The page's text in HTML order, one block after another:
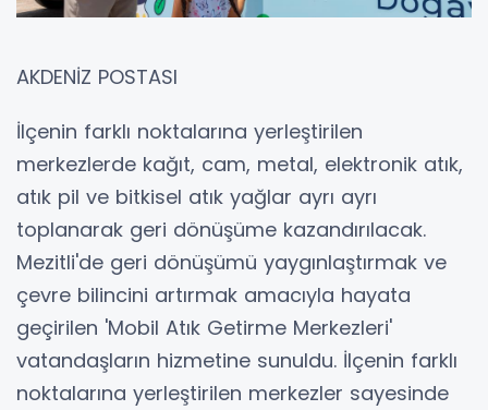
AKDENİZ POSTASI
İlçenin farklı noktalarına yerleştirilen
merkezlerde kağıt, cam, metal, elektronik atık,
atık pil ve bitkisel atık yağlar ayrı ayrı
toplanarak geri dönüşüme kazandırılacak.
Mezitli'de geri dönüşümü yaygınlaştırmak ve
çevre bilincini artırmak amacıyla hayata
geçirilen 'Mobil Atık Getirme Merkezleri'
vatandaşların hizmetine sunuldu. İlçenin farklı
noktalarına yerleştirilen merkezler sayesinde